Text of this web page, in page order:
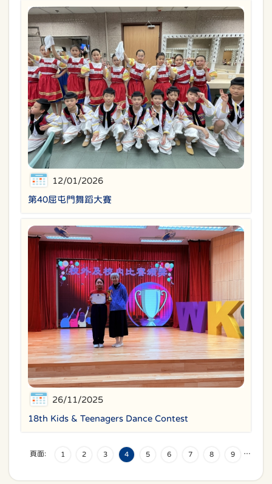
12/01/2026
第40屈屯門舞蹈大賽
26/11/2025
18th Kids & Teenagers Dance Contest
頁面: 1 2 3 4 5 6 7 8 9 …